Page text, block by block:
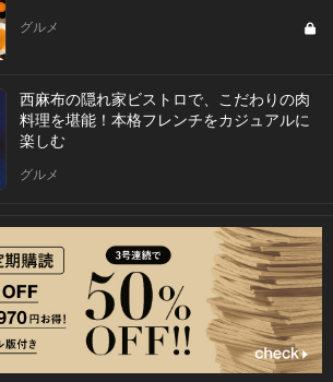
グルメ
西麻布の隠れ家ビストロで、こだわりの肉
料理を堪能！本格フレンチをカジュアルに
楽しむ
グルメ